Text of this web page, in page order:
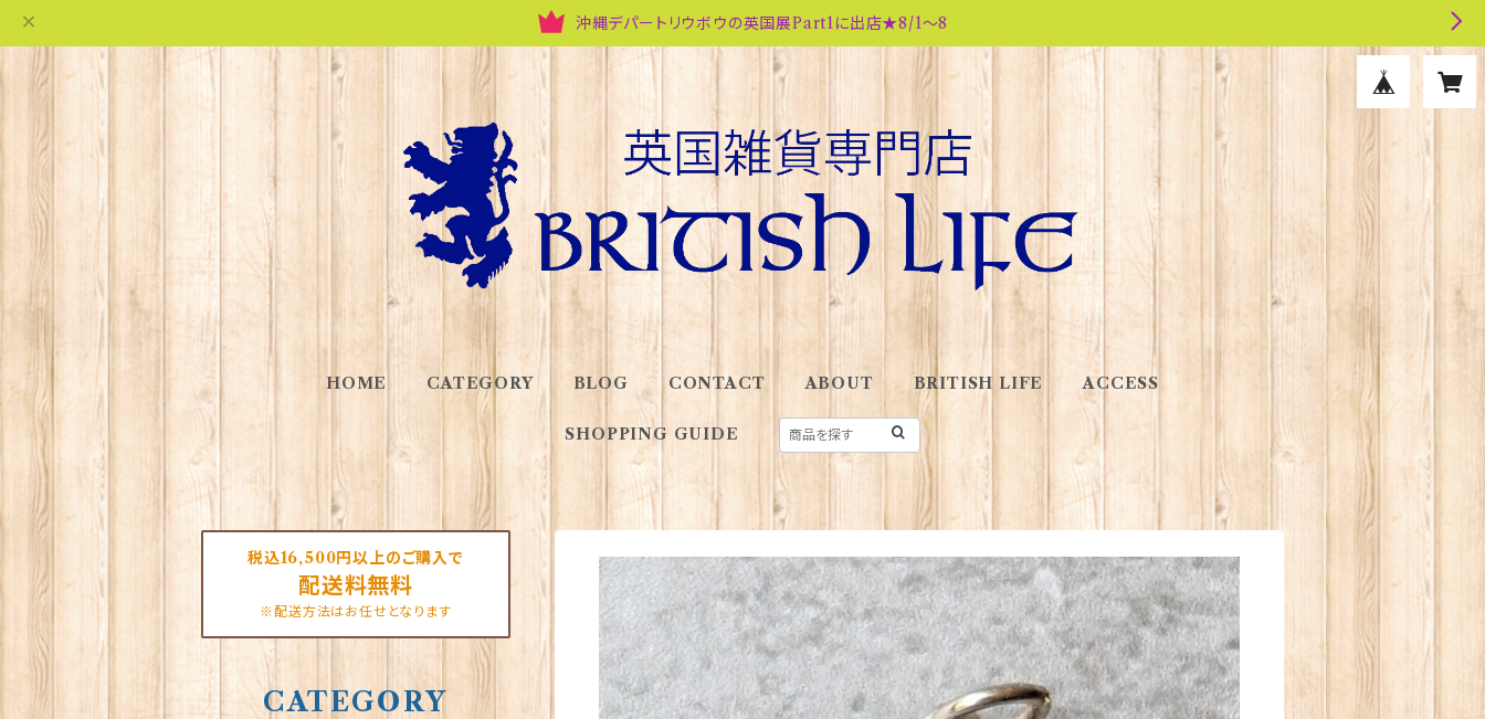
沖縄デパートリウボウの英国展Part1に出店★8/1～8
HOME CATEGORY BLOG CONTACT ABOUT BRITISH LIFE ACCESS
SHOPPING GUIDE
税込16,500円以上のご購入で
配送料無料
※配送方法はお任せとなります
CATEGORY